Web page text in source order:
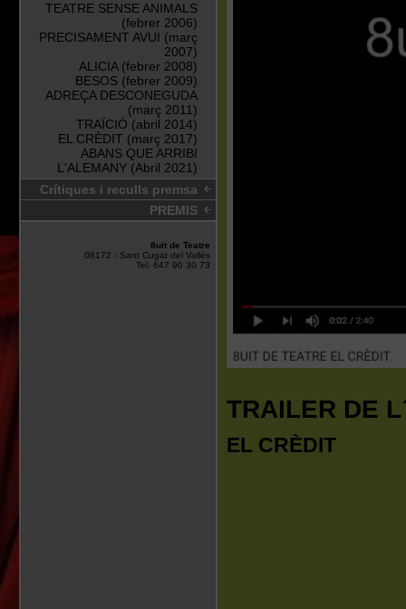
TEATRE SENSE ANIMALS
(febrer 2006)
PRECISAMENT AVUI (març
2007)
ALICIA (febrer 2008)
BESOS (febrer 2009)
ADREÇA DESCONEGUDA
(març 2011)
TRAÏCIÓ (abril 2014)
EL CRÈDIT (març 2017)
ABANS QUE ARRIBI
L'ALEMANY (Abril 2021)
Crítiques i reculls premsa
PREMIS
8uit de Teatre
08172 - Sant Cugat del Vallès
Tel. 647 90 30 73
TRAILER DE
EL CRÈDIT